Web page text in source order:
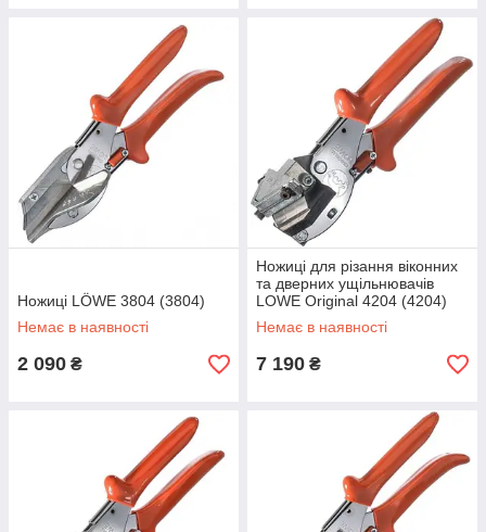
Ножиці LÖWE 3804 (3804)
Немає в наявності
2 090 ₴
Ножиці для різання віконних
та дверних ущільнювачів
LOWE Original 4204 (4204)
Немає в наявності
7 190 ₴